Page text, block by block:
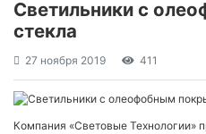
Светильники с
стекла
27 ноября 2019 411
Компания «Световые Технологии»